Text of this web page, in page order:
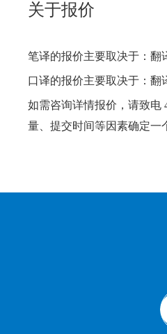
关于报价
笔译的报价主要取决于：翻
口译的报价主要取决于：翻
如需咨询详情报价，请致电
量、提交时间等因素确定一